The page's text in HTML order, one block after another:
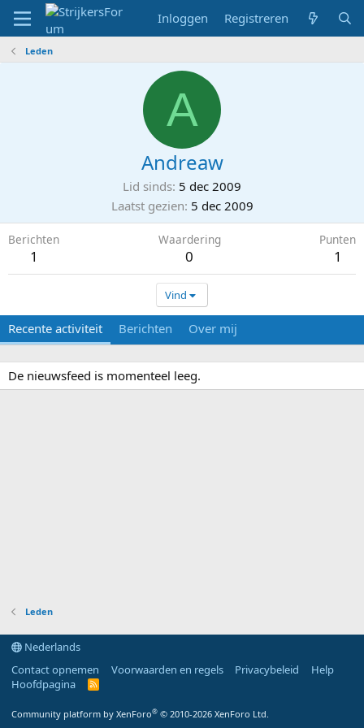
Inloggen Registreren
Leden
A
Andreaw
Lid sinds 5 dec 2009
Laatst gezien 5 dec 2009
Berichten
1
Waardering
0
Punten
1
Vind
Recente activiteit Berichten Over mij
De nieuwsfeed is momenteel leeg.
Leden
Nederlands
Contact opnemen
Voorwaarden en regels Privacybeleid
Help
Hoofdpagina
R
Community platform by XenForo® © 2010-2026 XenForo Ltd.